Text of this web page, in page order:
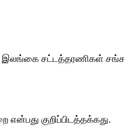
சட்டத்தரணிகள் சங்கம்
என்பது குறிப்பிடத்தக்கது.